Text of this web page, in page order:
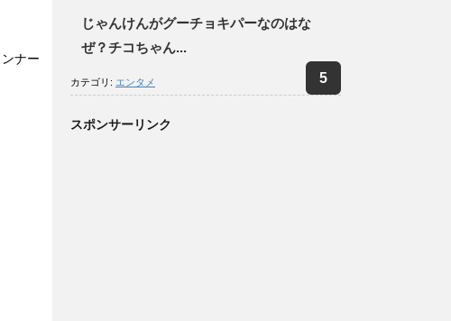
ナー
じゃんけんがグーチョキパーなのはな
ぜ？チコちゃん...
カテゴリ: エンタメ
スポンサーリンク